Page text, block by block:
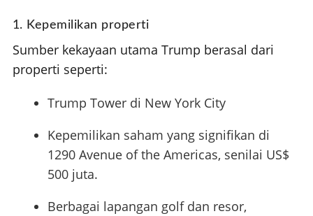
1. Kepemilikan properti
Sumber kekayaan utama Trump berasal dari
properti seperti:
Trump Tower di New York City
Kepemilikan saham yang signifikan di
1290 Avenue of the Americas, senilai US$
500 juta.
Berbagai lapangan golf dan resor,